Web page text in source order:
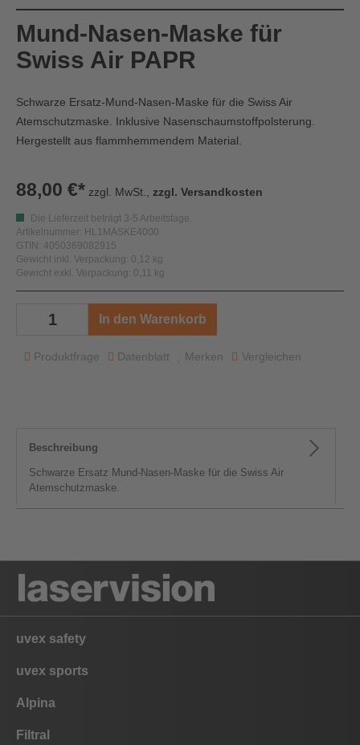
Mund-Nasen-Maske für
Swiss Air PAPR
Schwarze Ersatz-Mund-Nasen-Maske für die Swiss Air
Atemschutzmaske. Inklusive Nasenschaumstoffpolsterung.
Hergestellt aus flammhemmendem Material.
88,00 €* zzgl. MwSt., zzgl. Versandkosten
Die Lieferzeit beträgt 3-5 Arbeitstage.
Artikelnummer: HL1MASKE4000
GTIN: 4050369082915
Gewicht inkl. Verpackung: 0,12 kg
Gewicht exkl. Verpackung: 0,11 kg
In den Warenkorb
Produktfrage Merken Vergleichen
Datenblatt
Beschreibung
Schwarze Ersatz Mund-Nasen-Maske für die Swiss Air
Atemschutzmaske.
uvex safety
uvex sports
Alpina
Filtral